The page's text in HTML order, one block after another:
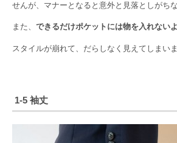
せんが、マナーとなると意外と見落としがち
また、 できるだけポケットには物を入れない
スタイルが崩れて、だらしなく見えてしまいま
1-5 袖丈